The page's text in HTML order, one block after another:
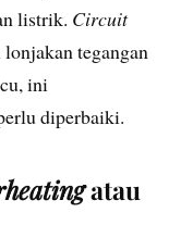
listrik. Circuit
tegangan
ini
diperbaiki.
atau